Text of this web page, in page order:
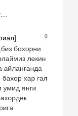
0
]
бохорни
лекин
айланганда
хар гал
умид янги